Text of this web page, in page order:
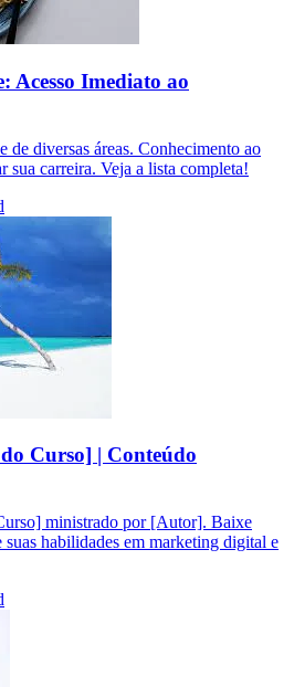
Acesso Imediato ao
de diversas áreas. Conhecimento ao
sua carreira. Veja a lista completa!
Curso] | Conteúdo
ministrado por [Autor]. Baixe
habilidades em marketing digital e